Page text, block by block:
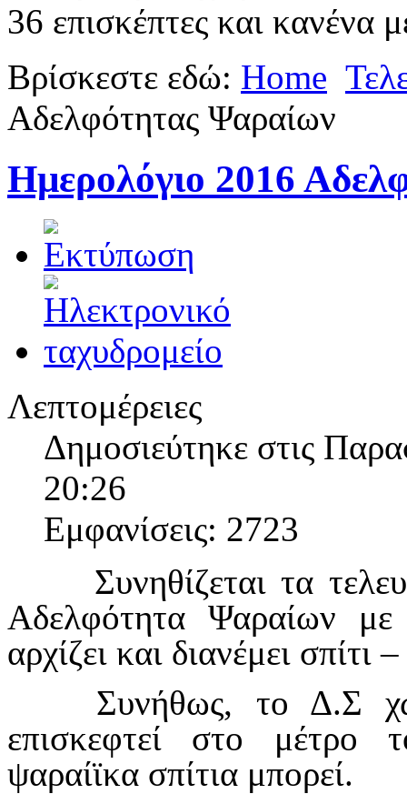
36 επισκέπτες και κανένα
Βρίσκεστε εδώ: Home
Αδελφότητας Ψαραίων
Ημερολόγιο 2016
Λεπτομέρειες
Δημοσιεύτηκε στις
20:26
Εμφανίσεις: 2723
Συνηθίζεται τα
Αδελφότητα Ψαραίων με
αρχίζει και διανέμει σπίτι
Συνήθως, το Δ.Σ
επισκεφτεί στο μέτρο
ψαραίϊκα σπίτια μπορεί.